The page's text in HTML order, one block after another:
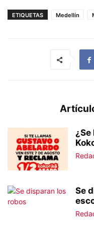
ETIQUETAS Medellín
¿Se
Se